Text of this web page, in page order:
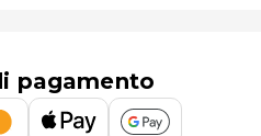
pagamento